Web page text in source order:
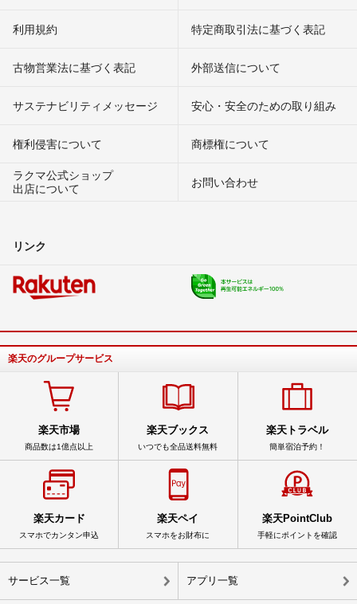
利用規約 特定商取引法に基づく表記
古物営業法に基づく表記 外部送信について
サステナビリティメッセージ 安心・安全のための取り組み
権利侵害について
商標権について
ラクマ公式ショップ
出店について
お問い合わせ
リンク
楽天のグループサービス
楽天市場
商品数は1億点以上
楽天ブックス
いつでも全品送料無料
楽天トラベル
簡単宿泊予約！
楽天カード
スマホでカンタン申込
楽天ペイ
スマホをお財布に
楽天PointClub
手軽にポイントを確認
サービス一覧 アプリ一覧